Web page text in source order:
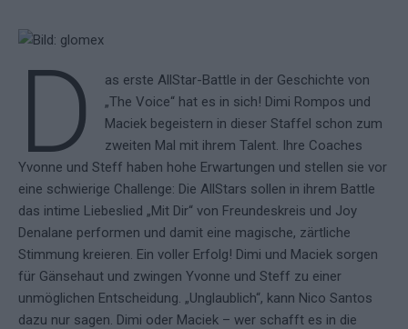
D
as erste AllStar-Battle in der Geschichte von
„The Voice“ hat es in sich! Dimi Rompos und
Maciek begeistern in dieser Staffel schon zum
zweiten Mal mit ihrem Talent. Ihre Coaches
Yvonne und Steff haben hohe Erwartungen und stellen sie vor
eine schwierige Challenge: Die AllStars sollen in ihrem Battle
das intime Liebeslied „Mit Dir“ von Freundeskreis und Joy
Denalane performen und damit eine magische, zärtliche
Stimmung kreieren. Ein voller Erfolg! Dimi und Maciek sorgen
für Gänsehaut und zwingen Yvonne und Steff zu einer
unmöglichen Entscheidung. „Unglaublich“, kann Nico Santos
dazu nur sagen. Dimi oder Maciek – wer schafft es in die